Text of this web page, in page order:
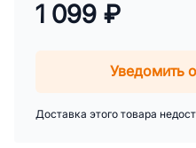
1 099 ₽
Уведомить
Доставка этого товара